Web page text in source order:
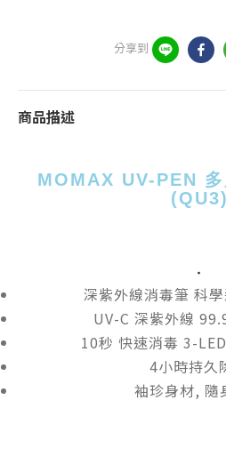
分享到
商品描述
MOMAX UV-PEN
(QU3)
・
深紫外線消毒筆 科
UV-C 深紫外線
10秒 快速消毒 3-
4小時持久
袖珍身材, 隨